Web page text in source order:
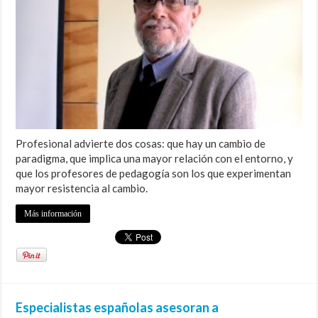
Profesional advierte dos cosas: que hay un cambio de
paradigma, que implica una mayor relación con el entorno, y
que los profesores de pedagogía son los que experimentan
mayor resistencia al cambio.
Más información
Especialistas españolas asesoran a